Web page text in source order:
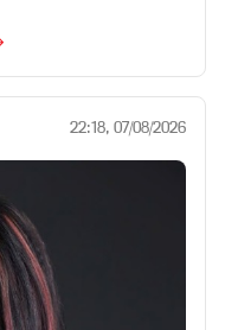
22:18, 07/08/2026